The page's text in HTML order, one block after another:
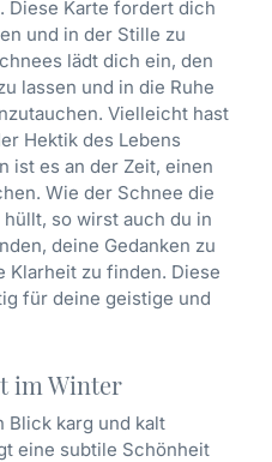
Diese Karte fordert dich
und in der Stille zu
lädt dich ein, den
lassen und in die Ruhe
Vielleicht hast
Hektik des Lebens
ist es an der Zeit, einen
Wie der Schnee die
so wirst auch du in
deine Gedanken zu
Klarheit zu finden. Diese
für deine geistige und
im Winter
Blick karg und kalt
eine subtile Schönheit